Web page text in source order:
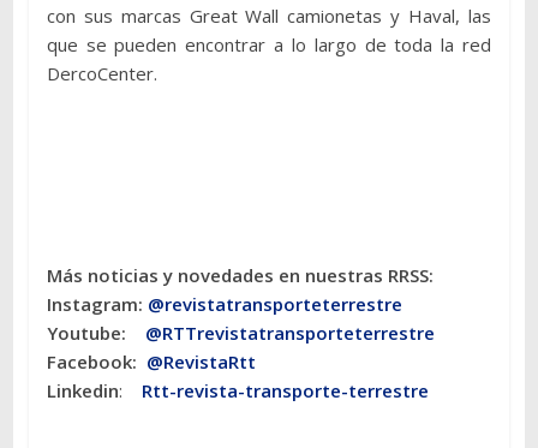
con sus marcas Great Wall camionetas y Haval, las
que se pueden encontrar a lo largo de toda la red
DercoCenter.
Más noticias y novedades en nuestras RRSS:
Instagram: @revistatransporteterrestre
Youtube: @RTTrevistatransporteterrestre
Facebook: @RevistaRtt
Linkedin: Rtt-revista-transporte-terrestre